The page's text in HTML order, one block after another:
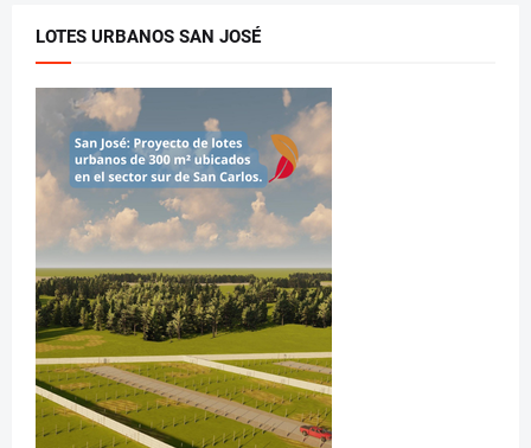
LOTES URBANOS SAN JOSÉ